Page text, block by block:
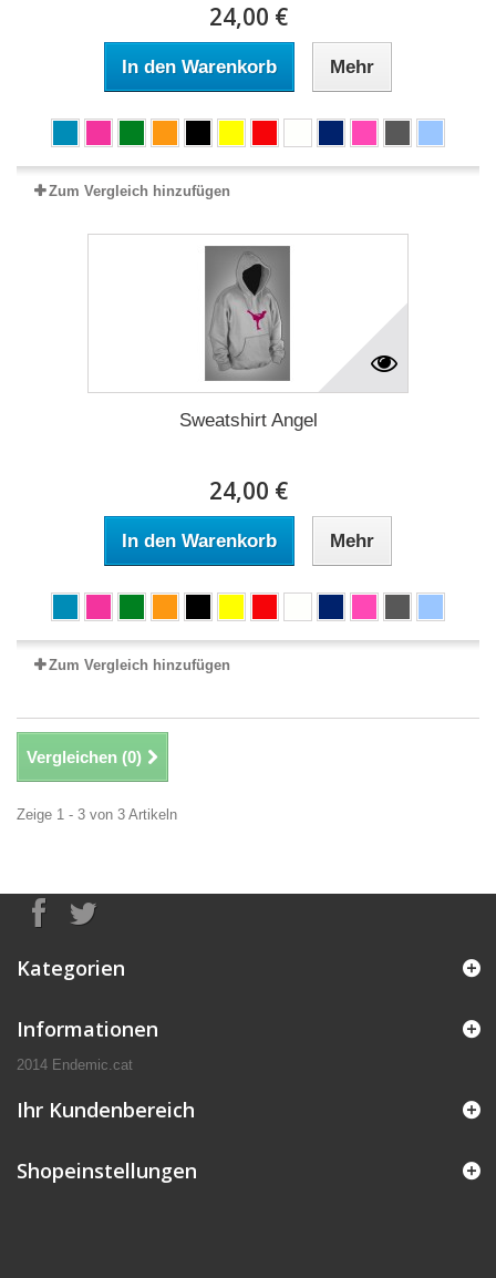
24,00 €
In den Warenkorb Mehr
Zum Vergleich hinzufügen
Sweatshirt Angel
24,00 €
In den Warenkorb Mehr
Zum Vergleich hinzufügen
Vergleichen (0)
Zeige 1 - 3 von 3 Artikeln
Kategorien
Informationen
2014 Endemic.cat
Ihr Kundenbereich
Shopeinstellungen